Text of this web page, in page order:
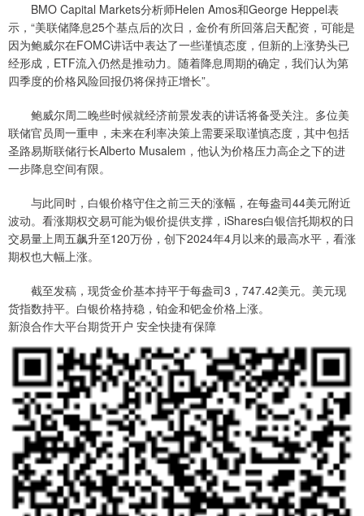
BMO Capital Markets分析师Helen Amos和George Heppel表
示，“美联储降息25个基点后的次日，金价有所回落启天配资，可能是
因为鲍威尔在FOMC讲话中表达了一些谨慎态度，但新的上涨势头已
经形成，ETF流入仍然是推动力。随着降息周期的确定，我们认为第
四季度的价格风险回报仍将保持正增长”。
鲍威尔周二晚些时候就经济前景发表的讲话将备受关注。多位美
联储官员周一重申，未来在利率决策上需要采取谨慎态度，其中包括
圣路易斯联储行长Alberto Musalem，他认为价格压力高企之下的进
一步降息空间有限。
与此同时，白银价格守住之前三天的涨幅，在每盎司44美元附近
波动。看涨期权交易可能为银价提供支撑，iShares白银信托期权的日
交易量上周五飙升至120万份，创下2024年4月以来的最高水平，看涨
期权也大幅上涨。
截至发稿，现货金价基本持平于每盎司3，747.42美元。美元现
货指数持平。白银价格持稳，铂金和钯金价格上涨。
新浪合作大平台期货开户 安全快捷有保障